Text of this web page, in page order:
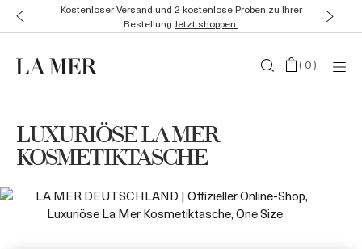
Kostenloser Versand und 2 kostenlose Proben zu Ihrer
Bestellung.Jetzt shoppen.
(0)
LUXURIÖSE LA MER
KOSMETIKTASCHE